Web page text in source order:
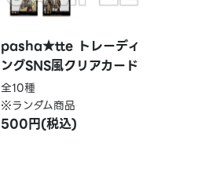
pasha★tte トレーディ
ングSNS風クリアカード
全10種
※ランダム商品
500円(税込)